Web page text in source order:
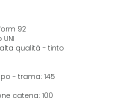
92
qualità - tinto
- trama: 145
catena: 100